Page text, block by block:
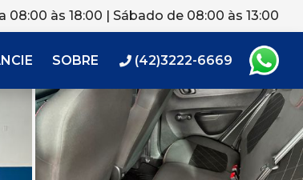
08:00 às 18:00 | Sábado de 08:00 às 13:00
SOBRE (42)3222-6669